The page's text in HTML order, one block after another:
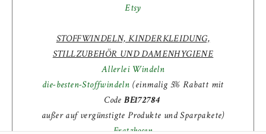
Etsy
STOFFWINDELN, KINDERKLEIDUNG,
STILLZUBEHÖR UND DAMENHYGIENE
Allerlei Windeln
die-besten-Stoffwindeln (einmalig 5% Rabatt mit
CodeBE172784
außer auf vergünstigte Produkte und Sparpakete)
Fratzhosen